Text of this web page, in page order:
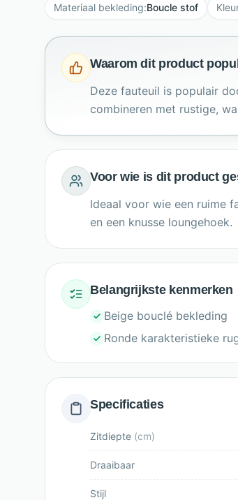
Materiaal bekleding:Boucle stof
Waarom dit product
Deze fauteuil is populair
combineren met rustige,
Voor wie is dit product
Ideaal voor wie een ruime
en een knusse loungehoek.
Belangrijkste kenmerken
Beige bouclé bekleding
Ronde karakteristieke
Specificaties
Zitdiepte (cm)
Draaibaar
Stijl